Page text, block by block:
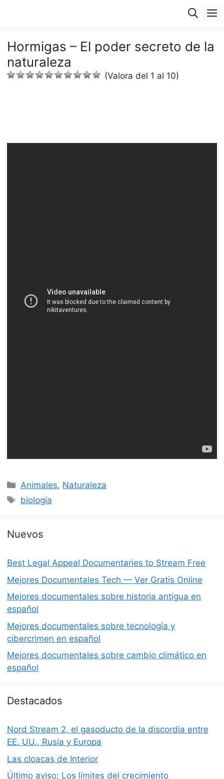
Hormigas – El poder secreto de la
naturaleza
(Valora del 1 al 10)
Categorías
Animales, Naturaleza
Etiquetas
biología
Nuevos
Best Legal Appeal Documentaries to Stream Free
Mejores Documentales Tech — Ver Gratis Online
Mejores documentales sobre historia antigua en
español
Mejores documentales sobre tecnología y
cibercrimen en español
Mejores documentales sobre cambio climático en
español
Destacados
Nord Stream 2, el gasoducto de la discordia entre
EE. UU., Rusia y Europa
Las cloacas de Interior
Último aviso: Los límites del crecimiento